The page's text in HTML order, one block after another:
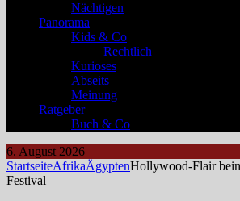
Nächtigen
Panorama
Kids & Co
Rechtlich
Kurioses
Abseits
Meinung
Ratgeber
Buch & Co
6. August 2026
StartseiteAfrikaÄgyptenHollywood-Flair
Festival